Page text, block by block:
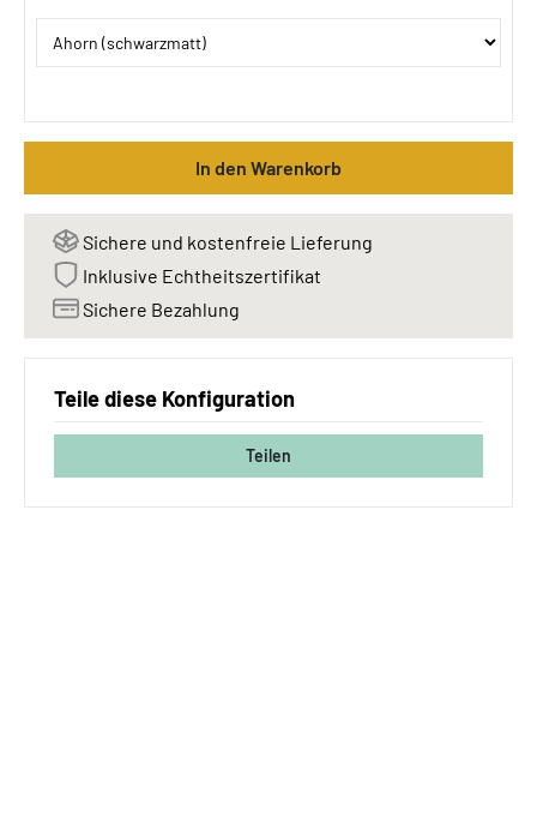
In den Warenkorb
Sichere und kostenfreie Lieferung
Inklusive Echtheitszertifikat
Sichere Bezahlung
Teile diese Konfiguration
Teilen